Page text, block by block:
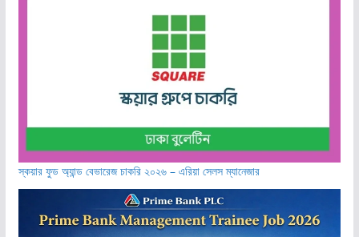
স্কয়ার ফুড অ্যান্ড বেভারেজ চাকরি ২০২৬ – এরিয়া সেলস ম্যানেজার